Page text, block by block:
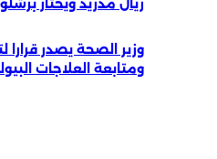
ريال مدريد ويختار
وزير الصحة يصدر
ومتابعة العلاجات